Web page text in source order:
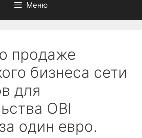
Меню
продаже
бизнеса сети
для
OBI
один евро.